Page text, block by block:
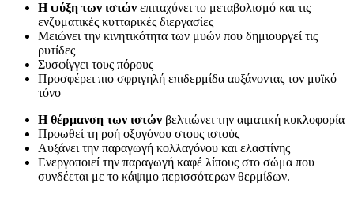
Η ψύξη των ιστών επιταχύνει το μεταβολισμό και τις
ενζυματικές κυτταρικές διεργασίες
Μειώνει την κινητικότητα των μυών που δημιουργεί τις
ρυτίδες
Συσφίγγει τους πόρους
Προσφέρει πιο σφριγηλή επιδερμίδα αυξάνοντας τον μυϊκό
τόνο
Η θέρμανση των ιστών βελτιώνει την αιματική κυκλοφορία
Προωθεί τη ροή οξυγόνου στους ιστούς
Αυξάνει την παραγωγή κολλαγόνου και ελαστίνης
Ενεργοποιεί την παραγωγή καφέ λίπους στο σώμα που
συνδέεται με το κάψιμο περισσότερων θερμίδων.